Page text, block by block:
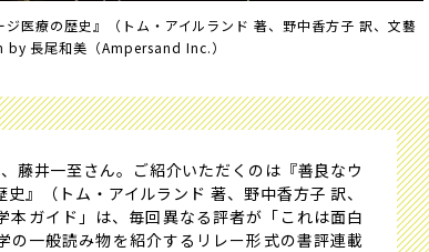
ジ医療の歴史』（トム・アイルランド 著、野中香方子 訳、文藝
長尾和美（Ampersand Inc.）
藤井一至さん。ご紹介いただくのは『善良なウ
史』（トム・アイルランド 著、野中香方子 訳、
本ガイド」は、毎回異なる評者が「これは面白
の一般読み物を紹介するリレー形式の書評連載